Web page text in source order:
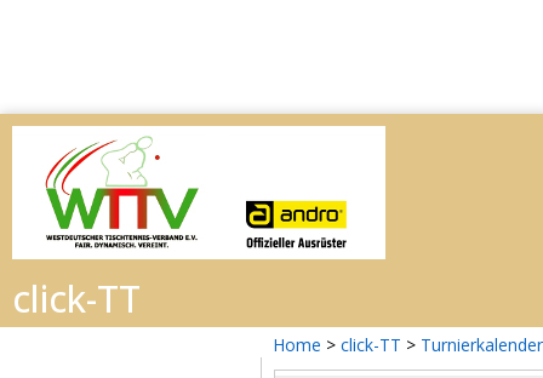
Home > click-TT > Turnierkalender